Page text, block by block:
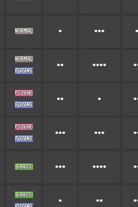
• •••
•• ••••
•• •
••• •••
••• ••••
• ••